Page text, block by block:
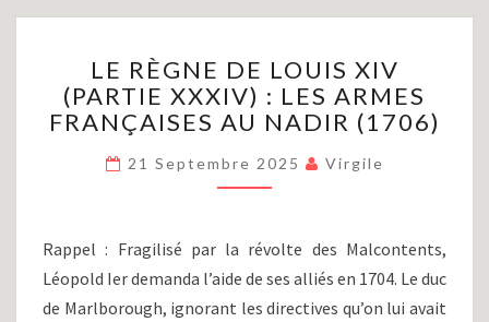
RÈGNE
DE
LOUIS
(PARTIE
XXXIV)
LES
ARMES
FRANÇAISES
AU
LE RÈGNE DE LOUIS XIV
(PARTIE XXXIV) : LES ARMES
FRANÇAISES AU NADIR (1706)
21 Septembre 2025 Virgile
Rappel : Fragilisé par la révolte des Malcontents,
Léopold Ier demanda l’aide de ses alliés en 1704. Le duc
de Marlborough, ignorant les directives qu’on lui avait